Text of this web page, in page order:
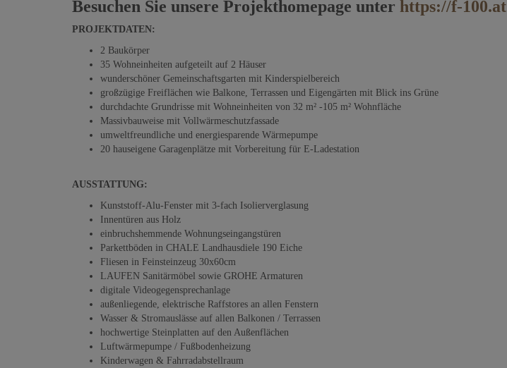
Besuchen Sie unsere Projekthomepage unter https://f-100.at
PROJEKTDATEN:
2 Baukörper
35 Wohneinheiten aufgeteilt auf 2 Häuser
wunderschöner Gemeinschaftsgarten mit Kinderspielbereich
großzügige Freiflächen wie Balkone, Terrassen und Eigengärten mit Blick ins Grüne
durchdachte Grundrisse mit Wohneinheiten von 32 m² -105 m² Wohnfläche
Massivbauweise mit Vollwärmeschutzfassade
umweltfreundliche und energiesparende Wärmepumpe
20 hauseigene Garagenplätze mit Vorbereitung für E-Ladestation
AUSSTATTUNG:
Kunststoff-Alu-Fenster mit 3-fach Isolierverglasung
Innentüren aus Holz
einbruchshemmende Wohnungseingangstüren
Parkettböden in CHALE Landhausdiele 190 Eiche
Fliesen in Feinsteinzeug 30x60cm
LAUFEN Sanitärmöbel sowie GROHE Armaturen
digitale Videogegensprechanlage
außenliegende, elektrische Raffstores an allen Fenstern
Wasser & Stromauslässe auf allen Balkonen / Terrassen
hochwertige Steinplatten auf den Außenflächen
Luftwärmepumpe / Fußbodenheizung
Kinderwagen & Fahrradabstellraum